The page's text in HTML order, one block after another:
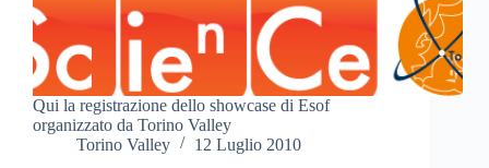
Qui la registrazione dello showcase di Esof
organizzato da Torino Valley
Torino Valley
12 Luglio 2010